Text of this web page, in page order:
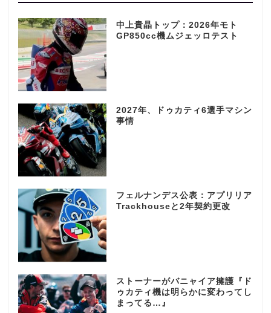
中上貴晶トップ：2026年モト
GP850cc機ムジェッロテスト
2027年、ドゥカティ6選手マシン
事情
フェルナンデス公表：アプリリア
Trackhouseと2年契約更改
ストーナーがバニャイア擁護『ド
ゥカティ機は明らかに変わってし
まってる…』